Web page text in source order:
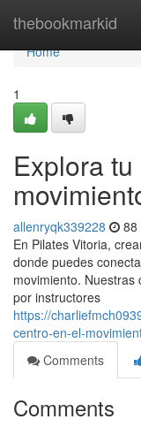
thebookmarkid
Home
Home
1
Explora
allenryqk339228 88
En Pilates Vitoria,
donde puedes
movimiento. Nuestras
por instructores
https://
centro-en-el-
Comments
Comments